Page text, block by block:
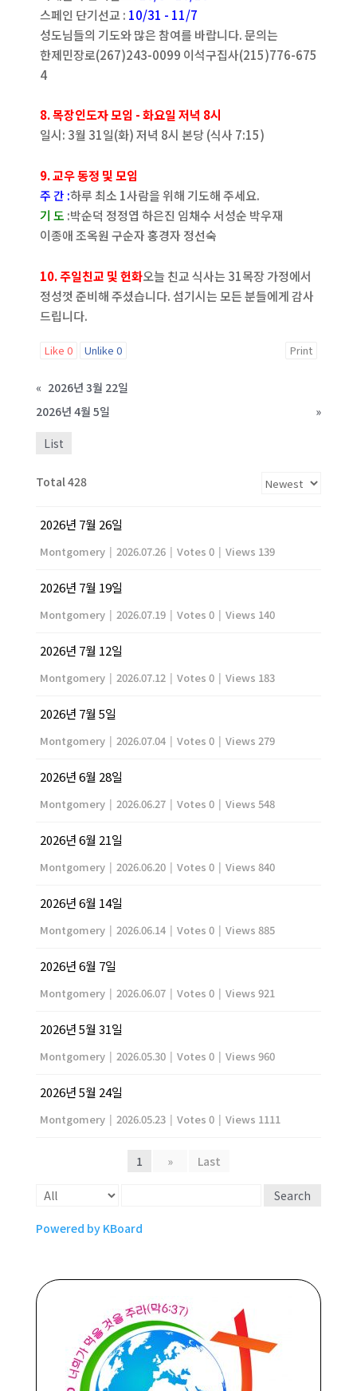
스페인 단기선교 : 10/31 - 11/7
성도님들의 기도와 많은 참여를 바랍니다. 문의는
한제민장로(267)243-0099 이석구집사(215)776-675
4
8. 목장인도자 모임 - 화요일 저녁 8시
일시: 3월 31일(화) 저녁 8시 본당 (식사 7:15)
9. 교우 동정 및 모임
주 간 :하루 최소 1사람을 위해 기도해 주세요.
기 도 :박순덕 정정엽 하은진 임채수 서성순 박우재
이종애 조옥원 구순자 홍경자 정선숙
10. 주일친교 및 헌화오늘 친교 식사는 31목장 가정에서
정성껏 준비해 주셨습니다. 섬기시는 모든 분들에게 감사
드립니다.
Like 0 Unlike 0 Print
« 2026년 3월 22일
2026년 4월 5일
»
List
Total 428
2026년 7월 26일
Montgomery | 2026.07.26 | Votes 0 | Views 139
2026년 7월 19일
Montgomery | 2026.07.19 | Votes 0 | Views 140
2026년 7월 12일
Montgomery | 2026.07.12 | Votes 0 | Views 183
2026년 7월 5일
Montgomery | 2026.07.04 | Votes 0 | Views 279
2026년 6월 28일
Montgomery | 2026.06.27 | Votes 0 | Views 548
2026년 6월 21일
Montgomery | 2026.06.20 | Votes 0 | Views 840
2026년 6월 14일
Montgomery | 2026.06.14 | Votes 0 | Views 885
2026년 6월 7일
Montgomery | 2026.06.07 | Votes 0 | Views 921
2026년 5월 31일
Montgomery | 2026.05.30 | Votes 0 | Views 960
2026년 5월 24일
Montgomery | 2026.05.23 | Votes 0 | Views 1111
1 » Last
Search
Powered by KBoard